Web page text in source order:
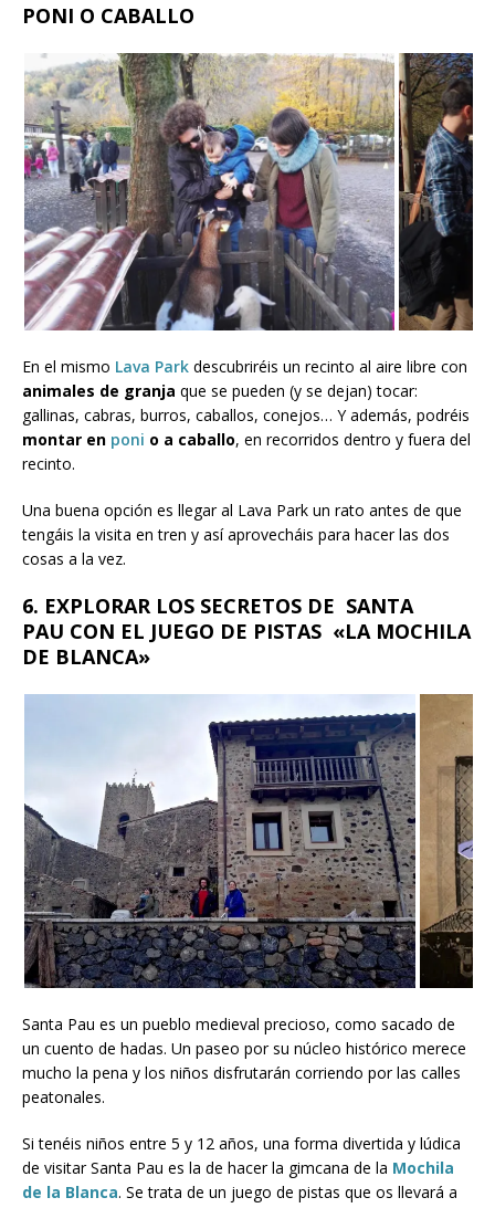
PONI O CABALLO
En el mismo Lava Park descubriréis un recinto al aire libre con
animales de granja que se pueden (y se dejan) tocar:
gallinas, cabras, burros, caballos, conejos… Y además, podréis
montar en poni o a caballo, en recorridos dentro y fuera del
recinto.
Una buena opción es llegar al Lava Park un rato antes de que
tengáis la visita en tren y así aprovecháis para hacer las dos
cosas a la vez.
6. EXPLORAR LOS SECRETOS DE SANTA
PAU CON EL JUEGO DE PISTAS «LA MOCHILA
DE BLANCA»
Santa Pau es un pueblo medieval precioso, como sacado de
un cuento de hadas. Un paseo por su núcleo histórico merece
mucho la pena y los niños disfrutarán corriendo por las calles
peatonales.
Si tenéis niños entre 5 y 12 años, una forma divertida y lúdica
de visitar Santa Pau es la de hacer la gimcana de la Mochila
de la Blanca. Se trata de un juego de pistas que os llevará a